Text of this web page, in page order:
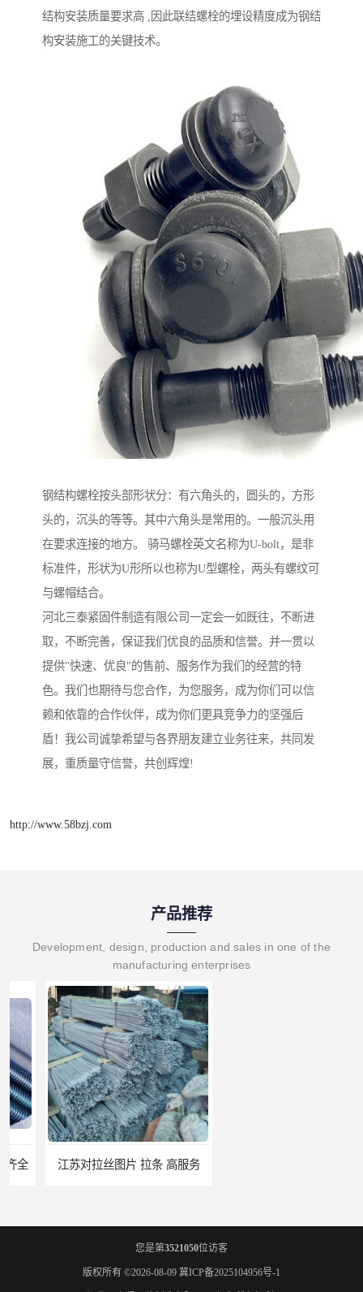
结构安装质量要求高 ,因此联结螺栓的埋设精度成为钢结
构安装施工的关键技术。
钢结构螺栓按头部形状分：有六角头的，圆头的，方形
头的，沉头的等等。其中六角头是常用的。一般沉头用
在要求连接的地方。 骑马螺栓英文名称为U-bolt，是非
标准件，形状为U形所以也称为U型螺栓，两头有螺纹可
与螺帽结合。
河北三泰紧固件制造有限公司一定会一如既往，不断进
取，不断完善，保证我们优良的品质和信誉。并一贯以
提供"快速、优良"的售前、服务作为我们的经营的特
色。我们也期待与您合作，为您服务，成为你们可以信
赖和依靠的合作伙伴，成为你们更具竞争力的坚强后
盾！我公司诚挚希望与各界朋友建立业务往来，共同发
展，重质量守信誉，共创辉煌!
http://www.58bzj.com
产品推荐
Development, design, production and sales in one of the
manufacturing enterprises
江苏对拉丝图片 拉条 高服务 江门地脚螺栓 地笼 量大从优
您是第3521050位访客
版权所有 ©2026-08-09 冀ICP备2025104956号-1